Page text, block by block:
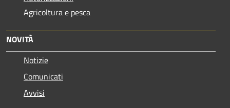
Agricoltura e pesca
NOVITÀ
Notizie
Comunicati
Avvisi